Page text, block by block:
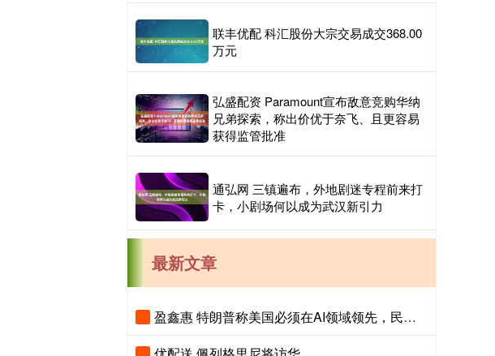
联丰优配 科汇股份大宗交易成交368.00
万元
弘盛配资 Paramount宣布敌意竞购华纳
兄弟探索，称出价优于奈飞、且更容易
获得监管批准
通弘网 三镇遍布，外地剧迷专程前来打
卡，小剧场何以成为武汉新引力
最新文章
盈鑫惠 特朗普称美国必须在AI领域领先，民调显示美国人认为中国AI更先进